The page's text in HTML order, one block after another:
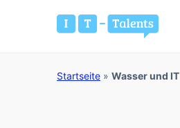
Startseite » Wasser und IT